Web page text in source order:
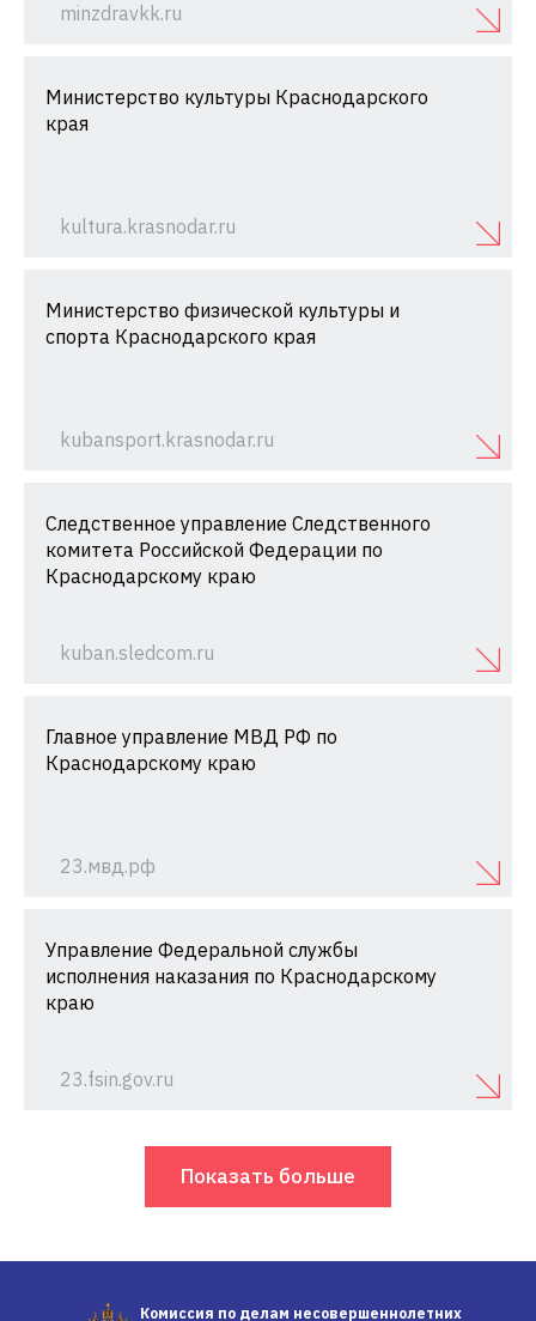
minzdravkk.ru
Министерство культуры Краснодарского
края
kultura.krasnodar.ru
Министерство физической культуры и
спорта Краснодарского края
kubansport.krasnodar.ru
Следственное управление Следственного
комитета Российской Федерации по
Краснодарскому краю
kuban.sledcom.ru
Главное управление МВД РФ по
Краснодарскому краю
23.мвд.рф
Управление Федеральной службы
исполнения наказания по Краснодарскому
краю
23.fsin.gov.ru
Показать больше
Комиссия по делам несовершеннолетних